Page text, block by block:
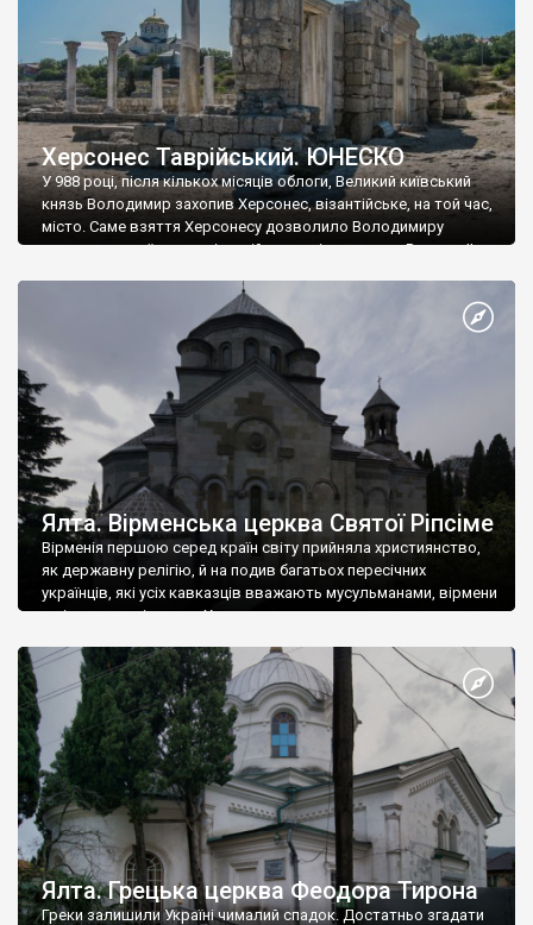
Херсонес Таврійський. ЮНЕСКО
У 988 році, після кількох місяців облоги, Великий київський
князь Володимир захопив Херсонес, візантійське, на той час,
місто. Саме взяття Херсонесу дозволило Володимиру
диктувати свої умови візантійському імператору Василю ІІ, та
Херсонесі Володимир-язичник, став Василем-християнином.
А потім було Хрещення Русі. На честь Херсонесу Таврійського
Ялта. Вірменська церква Святої Ріпсіме
Вірменія першою серед країн світу прийняла християнство,
як державну релігію, й на подив багатьох пересічних
українців, які усіх кавказців вважають мусульманами, вірмени
є відданими вірянами Христа
Ялта. Грецька церква Феодора Тирона
Греки залишили Україні чималий спадок. Достатньо згадати